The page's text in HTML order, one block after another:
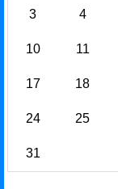
3 4
10 11
17 18
24 25
31